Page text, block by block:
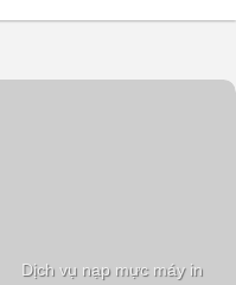
Dịch vụ nạp mực máy in